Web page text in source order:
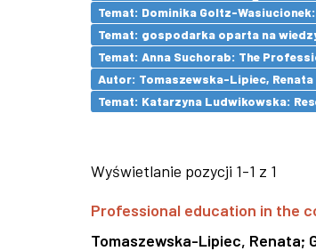
Temat: Dominika Goltz-
Temat: gospodarka oparta na
Temat: Anna Suchorab: The
Autor: Tomaszewska-Lipiec, Renata
Temat: Katarzyna Ludwikowska:
Wyświetlanie pozycji 1-1 z 1
Professional education in the
Tomaszewska-Lipiec, Renata;